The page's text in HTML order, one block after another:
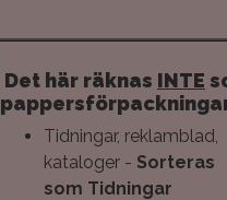
Det här räknas INTE
Tidningar, reklamblad,
kataloger - Sorteras
som Tidningar